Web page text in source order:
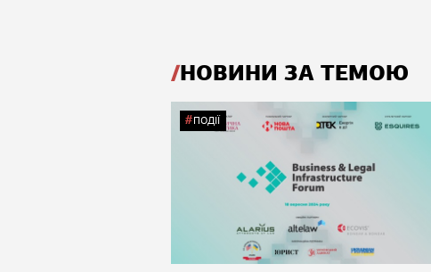
НОВИНИ ЗА ТЕМОЮ
ПОДІЇ